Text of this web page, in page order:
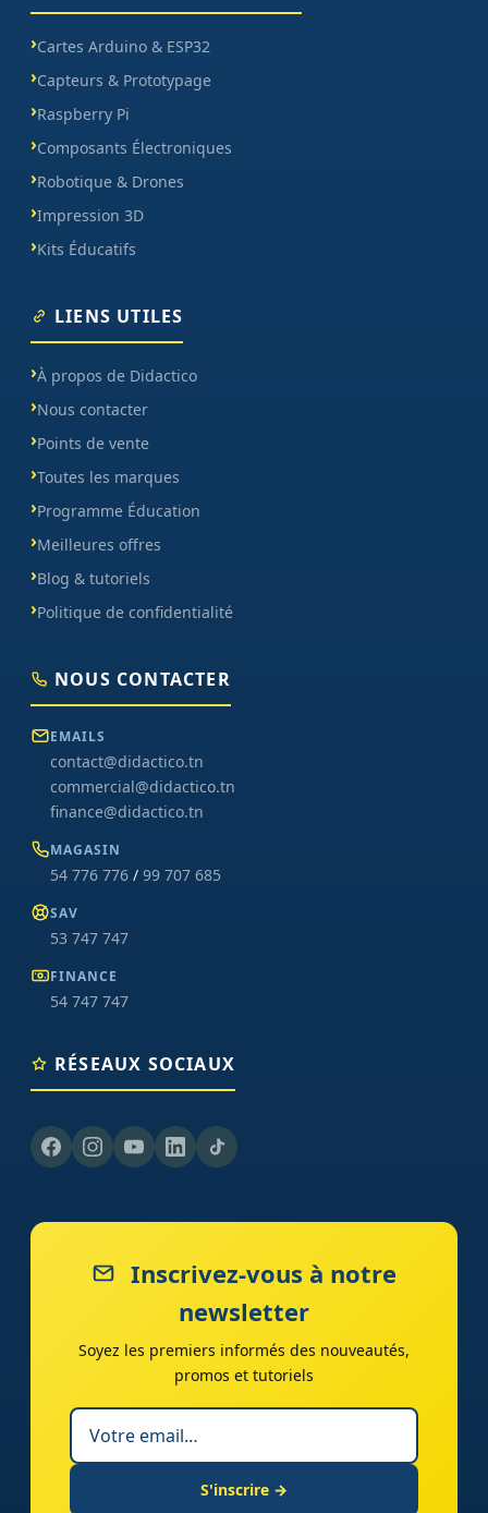
Cartes Arduino & ESP32
Capteurs & Prototypage
Raspberry Pi
Composants Électroniques
Robotique & Drones
Impression 3D
Kits Éducatifs
LIENS UTILES
À propos de Didactico
Nous contacter
Points de vente
Toutes les marques
Programme Éducation
Meilleures offres
Blog & tutoriels
Politique de confidentialité
NOUS CONTACTER
EMAILS
contact@didactico.tn
commercial@didactico.tn
finance@didactico.tn
MAGASIN
54 776 776 / 99 707 685
SAV
53 747 747
FINANCE
54 747 747
RÉSEAUX SOCIAUX
Inscrivez-vous à notre
newsletter
Soyez les premiers informés des nouveautés,
promos et tutoriels
S'inscrire →